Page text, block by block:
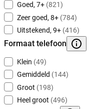
Goed, 7+ (821)
Zeer goed, 8+ (784)
Uitstekend, 9+ (416)
Formaat telefoon
Klein (49)
Gemiddeld (144)
Groot (198)
Heel groot (496)